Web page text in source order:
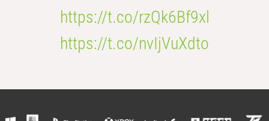
https://t.co/rzQk6Bf9xl
https://t.co/nvIjVuXdto